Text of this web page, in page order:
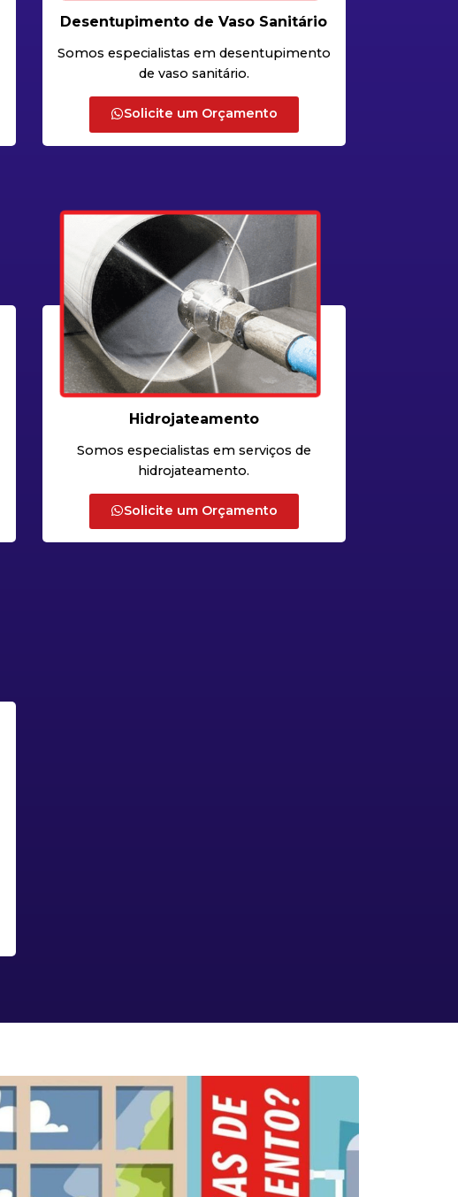
Desentupimento de Vaso Sanitário
Somos especialistas em desentupimento
de vaso sanitário.
Solicite um Orçamento
Hidrojateamento
Somos especialistas em serviços de
hidrojateamento.
Solicite um Orçamento